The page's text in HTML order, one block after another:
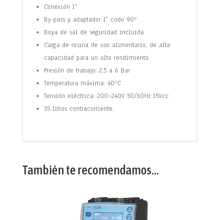
Conexión 1”
By-pass y adaptador 1” codo 90º
Boya de sal de seguridad incluida
Carga de resina de uso alimentario, de alta
capacidad para un alto rendimiento.
Presión de trabajo: 2,5 a 6 Bar
Temperatura máxima: 40ºC
Tensión eléctrica: 200~240V 50/60Hz 15Vcc
35 litros contracorriente.
También te recomendamos…